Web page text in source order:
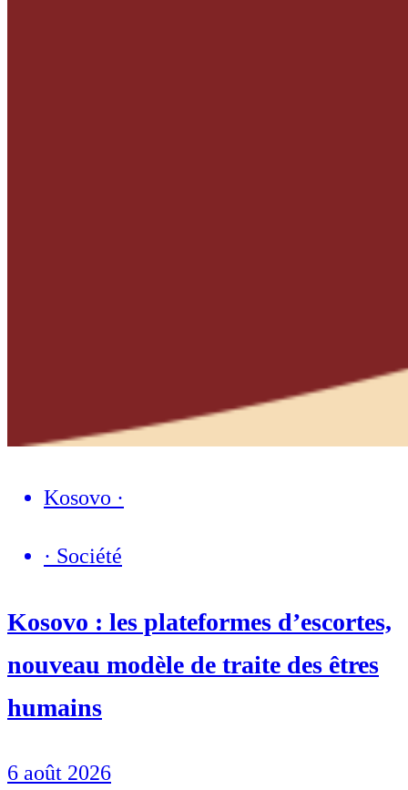
Kosovo ·
· Société
Kosovo : les plateformes d’escortes,
nouveau modèle de traite des êtres
humains
6 août 2026